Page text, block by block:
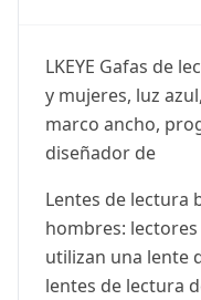
LKEYE Gafas de
y mujeres, luz
marco ancho,
diseñador de
Lentes de lectura
hombres:
utilizan una lente
lentes de lectura